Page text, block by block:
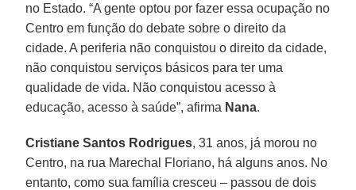
no Estado. “A gente optou por fazer essa ocupação no
Centro em função do debate sobre o direito da
cidade. A periferia não conquistou o direito da cidade,
não conquistou serviços básicos para ter uma
qualidade de vida. Não conquistou acesso à
educação, acesso à saúde”, afirma Nana.
Cristiane Santos Rodrigues, 31 anos, já morou no
Centro, na rua Marechal Floriano, há alguns anos. No
entanto, como sua família cresceu – passou de dois